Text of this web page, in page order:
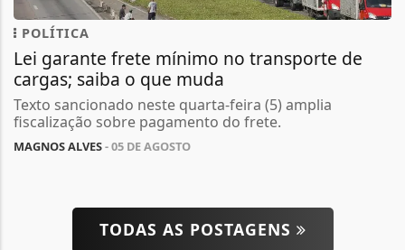
POLÍTICA
Lei garante frete mínimo no transporte de
cargas; saiba o que muda
Texto sancionado neste quarta-feira (5) amplia
fiscalização sobre pagamento do frete.
MAGNOS ALVES- 05 DE AGOSTO
TODAS AS POSTAGENS